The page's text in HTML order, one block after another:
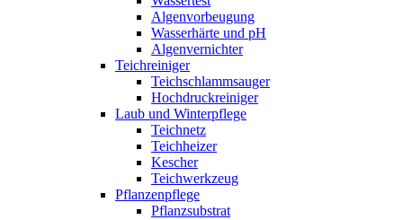
Algenvorbeugung
Wasserhärte und pH
Algenvernichter
Teichreiniger
Teichschlammsauger
Hochdruckreiniger
Laub und Winterpflege
Teichnetz
Teichheizer
Kescher
Teichwerkzeug
Pflanzenpflege
Pflanzsubstrat